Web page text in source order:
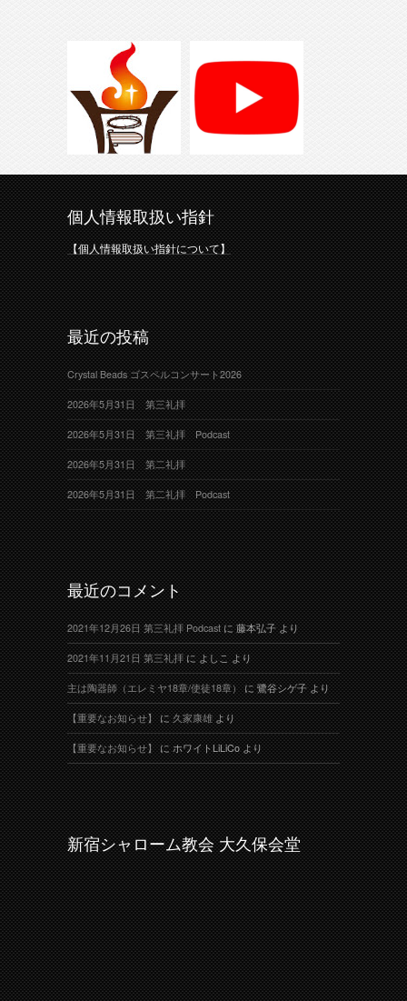
個人情報取扱い指針
【個人情報取扱い指針について】
最近の投稿
Crystal Beads ゴスペルコンサート2026
2026年5月31日 第三礼拝
2026年5月31日 第三礼拝 Podcast
2026年5月31日 第二礼拝
2026年5月31日 第二礼拝 Podcast
最近のコメント
2021年12月26日 第三礼拝 Podcastに藤本弘子より
2021年11月21日 第三礼拝によしこより
主は陶器師（エレミヤ18章/使徒18章）に鷺谷シゲ子より
【重要なお知らせ】に久家康雄より
【重要なお知らせ】にホワイトLiLiCoより
新宿シャローム教会 大久保会堂